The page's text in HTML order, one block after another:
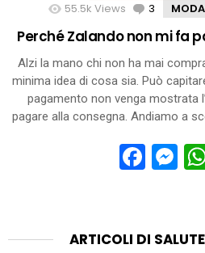
55.5k Views 3
Perché Zalando non mi fa
Alzi la mano chi non ha mai
minima idea di cosa sia. Può
pagamento non venga mostrata
pagare alla consegna. Andiamo a
ARTICOLI DI